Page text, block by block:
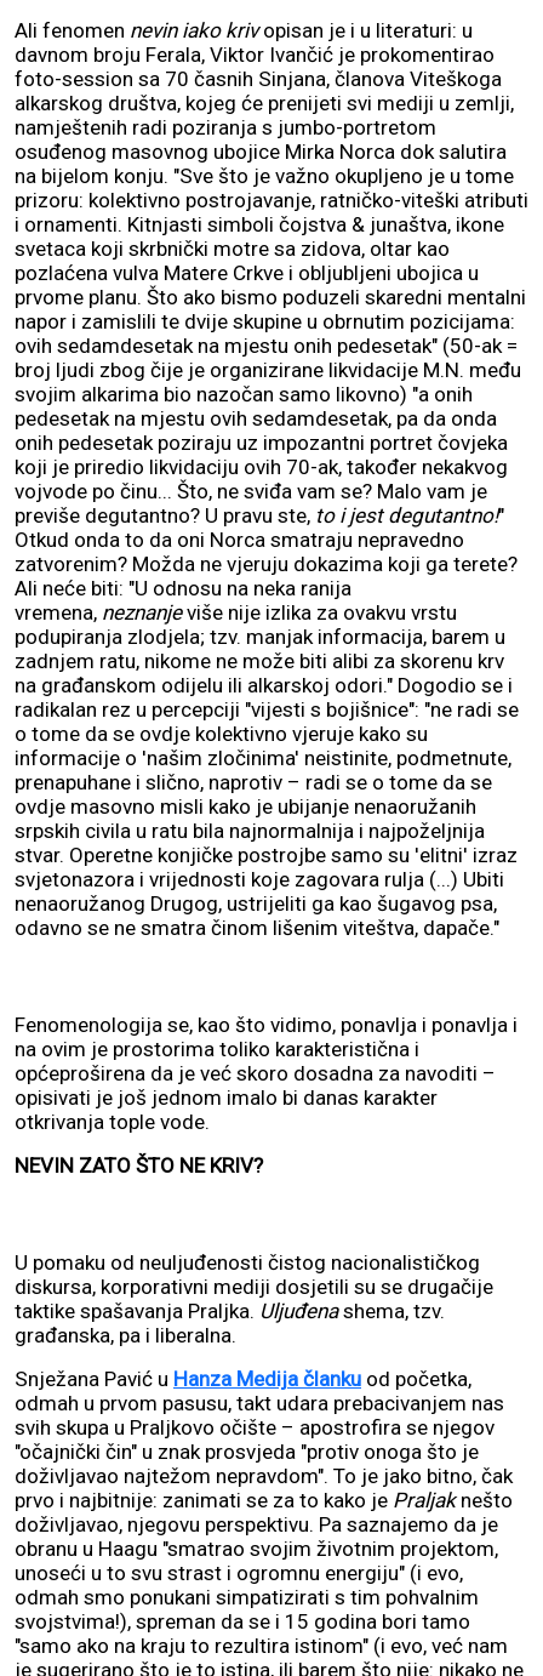
Ali fenomen nevin iako krivopisan je i u literaturi: u
davnom broju Ferala, Viktor Ivančić je prokomentirao
foto-session sa 70 časnih Sinjana, članova Viteškoga
alkarskog društva, kojeg će prenijeti svi mediji u zemlji,
namještenih radi poziranja s jumbo-portretom
osuđenog masovnog ubojice Mirka Norca dok salutira
na bijelom konju. "Sve što je važno okupljeno je u tome
prizoru: kolektivno postrojavanje, ratničko-viteški atributi
i ornamenti. Kitnjasti simboli čojstva & junaštva, ikone
svetaca koji skrbnički motre sa zidova, oltar kao
pozlaćena vulva Matere Crkve i obljubljeni ubojica u
prvome planu. Što ako bismo poduzeli skaredni mentalni
napor i zamislili te dvije skupine u obrnutim pozicijama:
ovih sedamdesetak na mjestu onih pedesetak" (50-ak =
broj ljudi zbog čije je organizirane likvidacije M.N. među
svojim alkarima bio nazočan samo likovno) "a onih
pedesetak na mjestu ovih sedamdesetak, pa da onda
onih pedesetak poziraju uz impozantni portret čovjeka
koji je priredio likvidaciju ovih 70-ak, također nekakvog
vojvode po činu... Što, ne sviđa vam se? Malo vam je
previše degutantno? U pravu ste, to i jest degutantno!"
Otkud onda to da oni Norca smatraju nepravedno
zatvorenim? Možda ne vjeruju dokazima koji ga terete?
Ali neće biti: "U odnosu na neka ranija
vremena, neznanjeviše nije izlika za ovakvu vrstu
podupiranja zlodjela; tzv. manjak informacija, barem u
zadnjem ratu, nikome ne može biti alibi za skorenu krv
na građanskom odijelu ili alkarskoj odori." Dogodio se i
radikalan rez u percepciji "vijesti s bojišnice": "ne radi se
o tome da se ovdje kolektivno vjeruje kako su
informacije o 'našim zločinima' neistinite, podmetnute,
prenapuhane i slično, naprotiv – radi se o tome da se
ovdje masovno misli kako je ubijanje nenaoružanih
srpskih civila u ratu bila najnormalnija i najpoželjnija
stvar. Operetne konjičke postrojbe samo su 'elitni' izraz
svjetonazora i vrijednosti koje zagovara rulja (...) Ubiti
nenaoružanog Drugog, ustrijeliti ga kao šugavog psa,
odavno se ne smatra činom lišenim viteštva, dapače."
Fenomenologija se, kao što vidimo, ponavlja i ponavlja i
na ovim je prostorima toliko karakteristična i
općeproširena da je već skoro dosadna za navoditi –
opisivati je još jednom imalo bi danas karakter
otkrivanja tople vode.
NEVIN ZATO ŠTO NE KRIV?
U pomaku od neuljuđenosti čistog nacionalističkog
diskursa, korporativni mediji dosjetili su se drugačije
taktike spašavanja Praljka. Uljuđenashema, tzv.
građanska, pa i liberalna.
Snježana Pavić u Hanza Medija članku od početka,
odmah u prvom pasusu, takt udara prebacivanjem nas
svih skupa u Praljkovo očište – apostrofira se njegov
"očajnički čin" u znak prosvjeda "protiv onoga što je
doživljavao najtežom nepravdom". To je jako bitno, čak
prvo i najbitnije: zanimati se za to kako je Praljaknešto
doživljavao, njegovu perspektivu. Pa saznajemo da je
obranu u Haagu "smatrao svojim životnim projektom,
unoseći u to svu strast i ogromnu energiju" (i evo,
odmah smo ponukani simpatizirati s tim pohvalnim
svojstvima!), spreman da se i 15 godina bori tamo
"samo ako na kraju to rezultira istinom" (i evo, već nam
je sugerirano što je to istina, ili barem što nije: nikako ne